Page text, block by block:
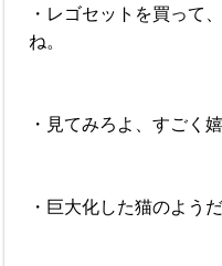
・レゴセットを買って
ね。
・見てみろよ、すごく
・巨大化した猫のよう